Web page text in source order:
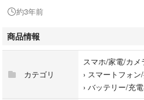
99-K/DC-G99H-K/DMC-G8-K/DMC-
-GH2H-K/DMC-GH2H-S/DMC-GH2K-K/
Z300-K/DMC-G5-K/DMC-G5-S/DMC-
C-G5W-W/DMC-G5X-K/DMC-G5X-S/
K/DMC-GX8-K/DMC-GX8-S/DMC-
-G6-S/DMC-G6-W/DMC-G6H-K/DMC-
MC-G6W-W/DMC-G6X-K
約3年前
商品情報
カテゴリ
スマホ/家電/カメ
› スマートフォン
› バッテリー/充